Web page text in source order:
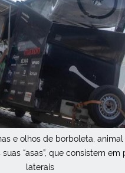
e olhos de borboleta,
“asas”, que consistem em
laterais